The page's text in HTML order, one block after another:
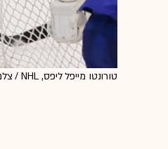
טורונטו מייפל ליפס, NHL / צלם: רויטרס